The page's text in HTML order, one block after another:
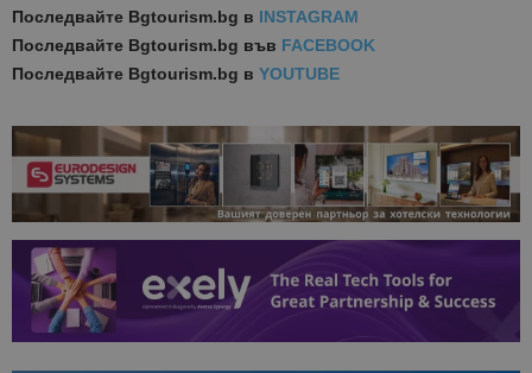
Последвайте Bgtourism.bg в INSTAGRAM
Последвайте Bgtourism.bg във FACEBOOK
Последвайте Bgtourism.bg в YOUTUBE